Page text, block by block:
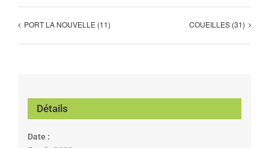
PORT LA NOUVELLE (11) COUEILLES (31)
Détails
Date :